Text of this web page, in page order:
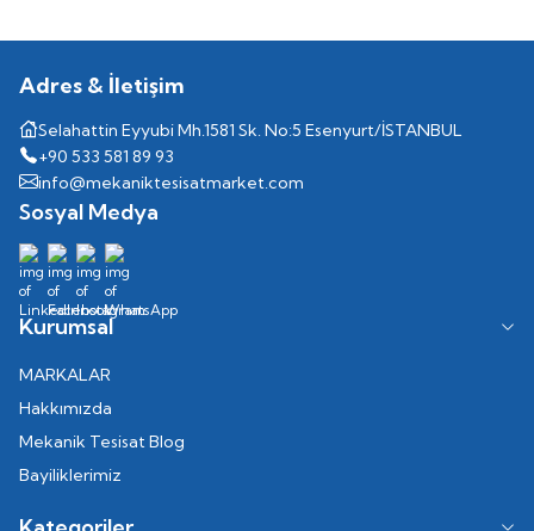
Adres & İletişim
Selahattin Eyyubi Mh.1581 Sk. No:5 Esenyurt/İSTANBUL
+90 533 581 89 93
info@mekaniktesisatmarket.com
Sosyal Medya
Kurumsal
MARKALAR
Hakkımızda
Mekanik Tesisat Blog
Bayiliklerimiz